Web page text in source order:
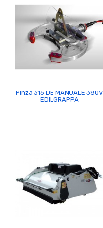
Pinza 315 DE MANUALE 380V
EDILGRAPPA